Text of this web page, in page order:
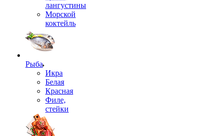
лангустины
Морской
коктейль
Рыба
Икра
Белая
Красная
Филе,
стейки